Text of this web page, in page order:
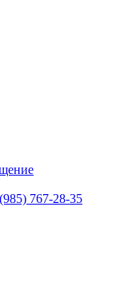
767-28-35